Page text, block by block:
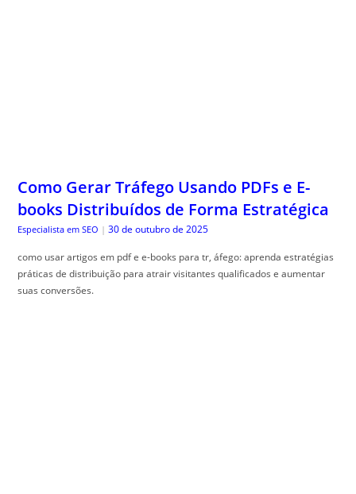
Como Gerar Tráfego Usando PDFs e E-
books Distribuídos de Forma Estratégica
Especialista em SEO | 30 de outubro de 2025
como usar artigos em pdf e e-books para tr, áfego: aprenda estratégias
práticas de distribuição para atrair visitantes qualificados e aumentar
suas conversões.